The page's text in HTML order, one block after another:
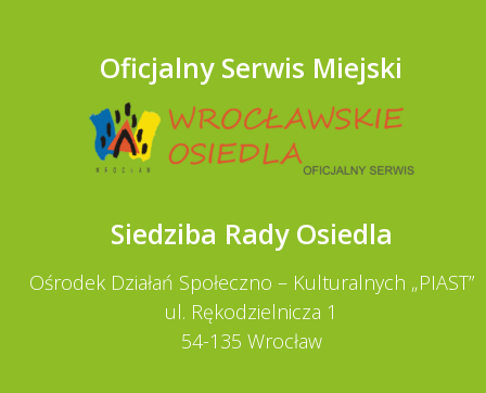
Oficjalny Serwis Miejski
Siedziba Rady Osiedla
Ośrodek Działań Społeczno – Kulturalnych „PIAST”
ul. Rękodzielnicza 1
54-135 Wrocław